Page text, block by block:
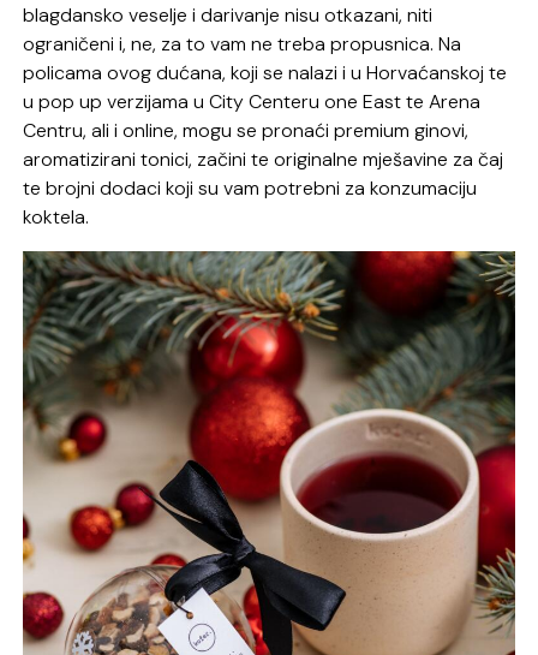
blagdansko veselje i darivanje nisu otkazani, niti
ograničeni i, ne, za to vam ne treba propusnica. Na
policama ovog dućana, koji se nalazi i u Horvaćanskoj te
u pop up verzijama u City Centeru one East te Arena
Centru, ali i online, mogu se pronaći premium ginovi,
aromatizirani tonici, začini te originalne mješavine za čaj
te brojni dodaci koji su vam potrebni za konzumaciju
koktela.